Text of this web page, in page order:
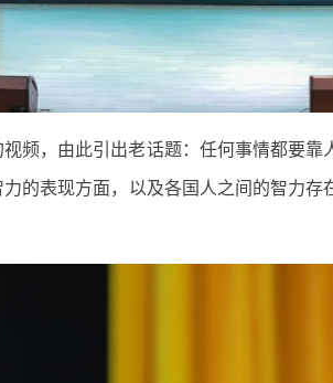
频，由此引出老话题：任何事情都要
的表现方面，以及各国人之间的智力